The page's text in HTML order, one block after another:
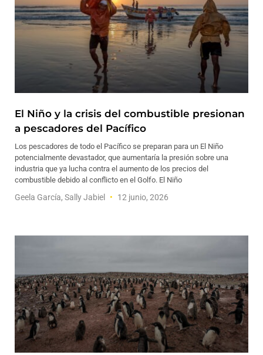
El Niño y la crisis del combustible presionan
a pescadores del Pacífico
Los pescadores de todo el Pacífico se preparan para un El Niño
potencialmente devastador, que aumentaría la presión sobre una
industria que ya lucha contra el aumento de los precios del
combustible debido al conflicto en el Golfo. El Niño
Geela García, Sally Jabiel 12 junio, 2026